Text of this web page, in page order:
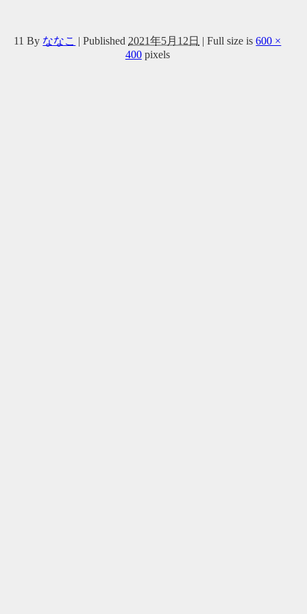
11 By ななこ | Published 2021年5月12日 | Full size is600 ×
400pixels